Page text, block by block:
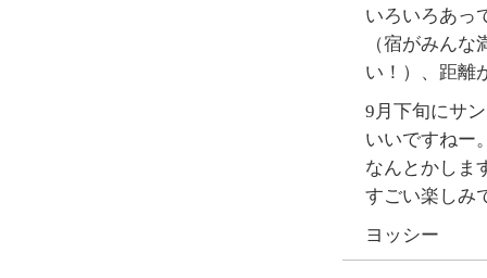
いろいろあっ
（宿がみん
い！）、距離
9月下旬にサ
いいですねー
なんとかしま
すごい楽しみ
ヨッシー